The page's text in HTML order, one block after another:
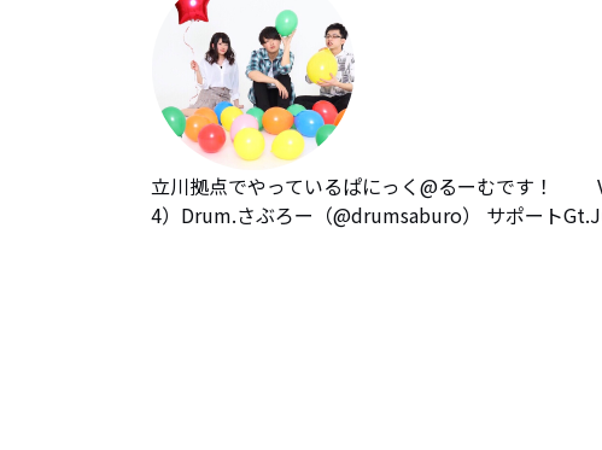
立川拠点でやっているぱにっく@るーむです！
4）Drum.さぶろー（@drumsaburo） サポート